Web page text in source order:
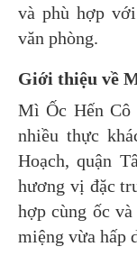
và phù hợp
văn phòng.
Giới thiệu về
Mì Ốc Hến Cô
nhiều thực
Hoạch, quận
hương vị đặc
hợp cùng ốc
miệng vừa hấp